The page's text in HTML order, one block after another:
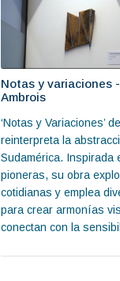
Notas y variaciones
Ambrois
‘Notas y Variaciones’
reinterpreta la
Sudamérica. Inspirada
pioneras, su obra
cotidianas y emplea
para crear armonías
conectan con la